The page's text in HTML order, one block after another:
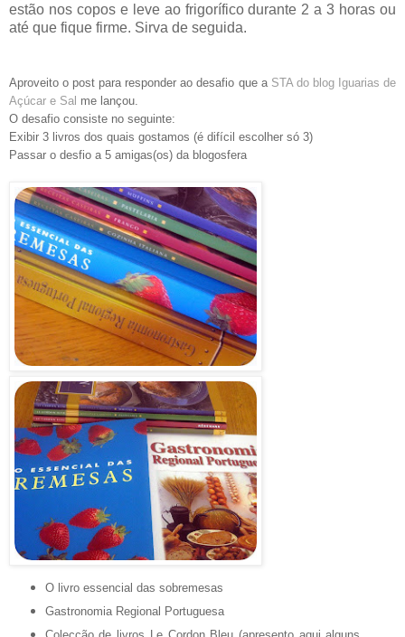
estão nos copos e leve ao frigorífico durante 2 a 3 horas ou
até que fique firme. Sirva de seguida.
Aproveito o post para responder ao desafio que a STA do blog Iguarias de
Açúcar e Sal me lançou.
O desafio consiste no seguinte:
Exibir 3 livros dos quais gostamos (é difícil escolher só 3)
Passar o desfio a 5 amigas(os) da blogosfera
O livro essencial das sobremesas
Gastronomia Regional Portuguesa